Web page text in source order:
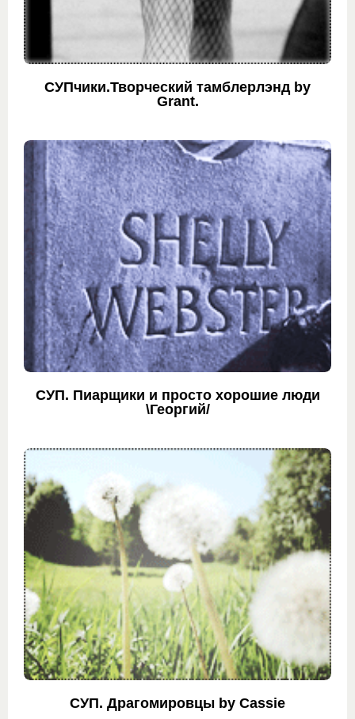
СУПчики.Творческий тамблерлэнд by
Grant.
СУП. Пиарщики и просто хорошие люди
\Георгий/
СУП. Драгомировцы by Cassie